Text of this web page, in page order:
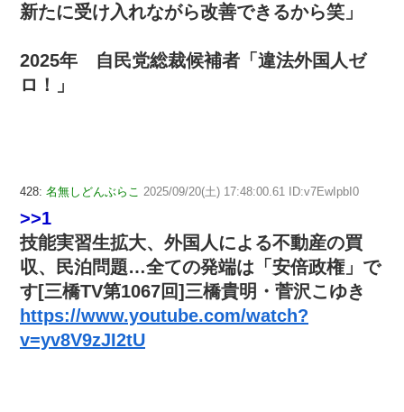
新たに受け入れながら改善できるから笑」
2025年 自民党総裁候補者「違法外国人ゼ
ロ！」
428: 名無しどんぶらこ 2025/09/20(土) 17:48:00.61 ID:v7EwIpbI0
>>1
技能実習生拡大、外国人による不動産の買
収、民泊問題…全ての発端は「安倍政権」で
す[三橋TV第1067回]三橋貴明・菅沢こゆき
https://www.youtube.com/watch?
v=yv8V9zJI2tU